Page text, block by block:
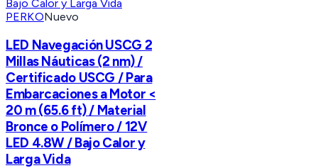
PERKONuevo
LED Navegación USCG 2
Millas Náuticas (2 nm) /
Certificado USCG / Para
Embarcaciones a Motor <
20 m (65.6 ft) / Material
Bronce o Polímero / 12V
LED 4.8W / Bajo Calor y
Larga Vida